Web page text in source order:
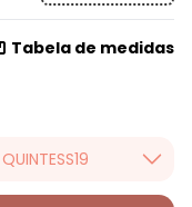
Tabela de medidas
usando o cupom: